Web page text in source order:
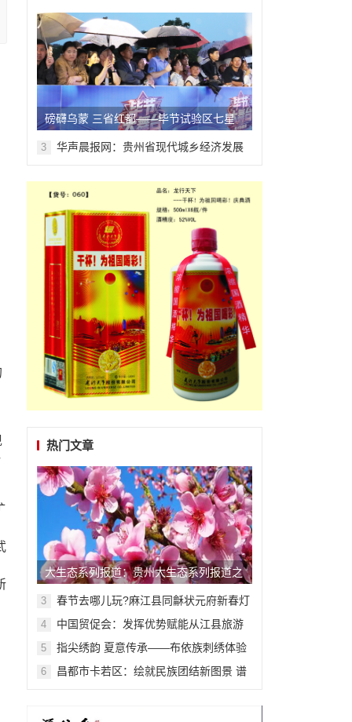
磅礴乌蒙 三省红都——毕节试验区七星
关系列报道之五
3
华声晨报网：贵州省现代城乡经济发展
热门文章
大生态系列报道：贵州大生态系列报道之
二十三
3
春节去哪儿玩?麻江县同龢状元府新春灯
4
中国贸促会：发挥优势赋能从江县旅游
5
指尖绣韵 夏意传承——布依族刺绣体验
6
昌都市卡若区：绘就民族团结新图景 谱